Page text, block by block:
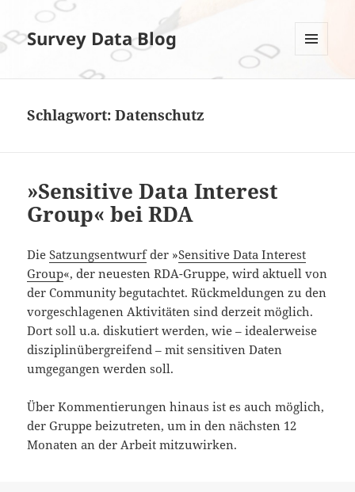
Survey Data Blog
Schlagwort:Datenschutz
»Sensitive Data Interest
Group« bei RDA
DieSatzungsentwurfder »Sensitive Data Interest
Group«, der neuesten RDA-Gruppe, wird aktuell von
der Community begutachtet. Rückmeldungen zu den
vorgeschlagenen Aktivitäten sind derzeit möglich.
Dort soll u.a. diskutiert werden, wie – idealerweise
disziplinübergreifend – mit sensitiven Daten
umgegangen werden soll.
Über Kommentierungen hinaus ist es auch möglich,
der Gruppe beizutreten, um in den nächsten 12
Monaten an der Arbeit mitzuwirken.